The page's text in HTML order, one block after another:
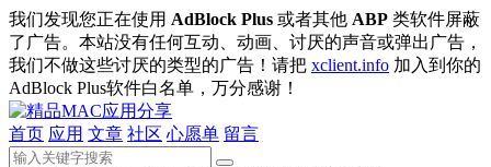
我们发现您正在使用 AdBlock Plus 或者其他 ABP 类软件屏蔽
了广告。本站没有任何互动、动画、讨厌的声音或弹出广告，
我们不做这些讨厌的类型的广告！请把 xclient.info 加入到你的
AdBlock Plus软件白名单，万分感谢！
首页 应用 文章 社区 心愿单 留言